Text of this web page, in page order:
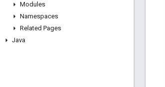
Modules
Namespaces
Related Pages
Java